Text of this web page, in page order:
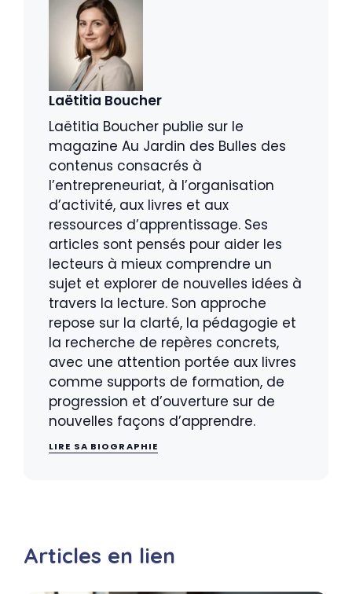
Laëtitia Boucher
Laëtitia Boucher publie sur le
magazine Au Jardin des Bulles des
contenus consacrés à
l’entrepreneuriat, à l’organisation
d’activité, aux livres et aux
ressources d’apprentissage. Ses
articles sont pensés pour aider les
lecteurs à mieux comprendre un
sujet et explorer de nouvelles idées à
travers la lecture. Son approche
repose sur la clarté, la pédagogie et
la recherche de repères concrets,
avec une attention portée aux livres
comme supports de formation, de
progression et d’ouverture sur de
nouvelles façons d’apprendre.
LIRE SA BIOGRAPHIE
Articles en lien